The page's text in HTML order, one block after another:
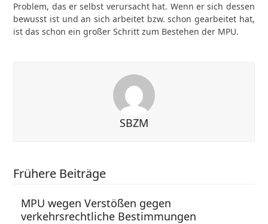
Problem, das er selbst verursacht hat. Wenn er sich dessen
bewusst ist und an sich arbeitet bzw. schon gearbeitet hat,
ist das schon ein großer Schritt zum Bestehen der MPU.
SBZM
Frühere Beiträge
MPU wegen Verstößen gegen
verkehrsrechtliche Bestimmungen